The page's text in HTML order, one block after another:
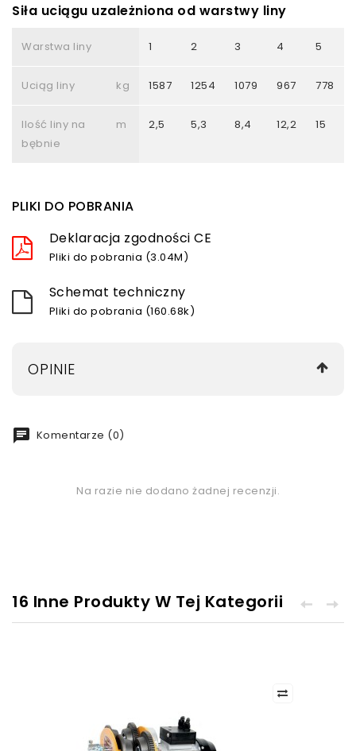
Siła uciągu uzależniona od warstwy liny
Warstwa liny 1 2 3 4 5
Uciąg liny kg 1587 1254 1079 967 778
Ilość liny na
bębnie
m 2,5 5,3 8,4 12,2 15
PLIKI DO POBRANIA
Deklaracja zgodności CE
Pliki do pobrania (3.04M)
Schemat techniczny
Pliki do pobrania (160.68k)
OPINIE
chat Komentarze (0)
Na razie nie dodano żadnej recenzji.
16 Inne Produkty W Tej Kategorii